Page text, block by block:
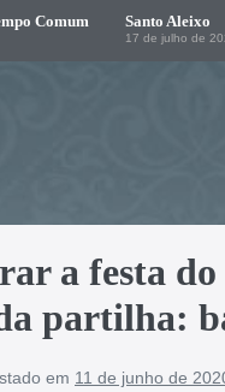
Comum Santo Aleixo
17 de julho de
a festa
partilha:
em 11 de junho de